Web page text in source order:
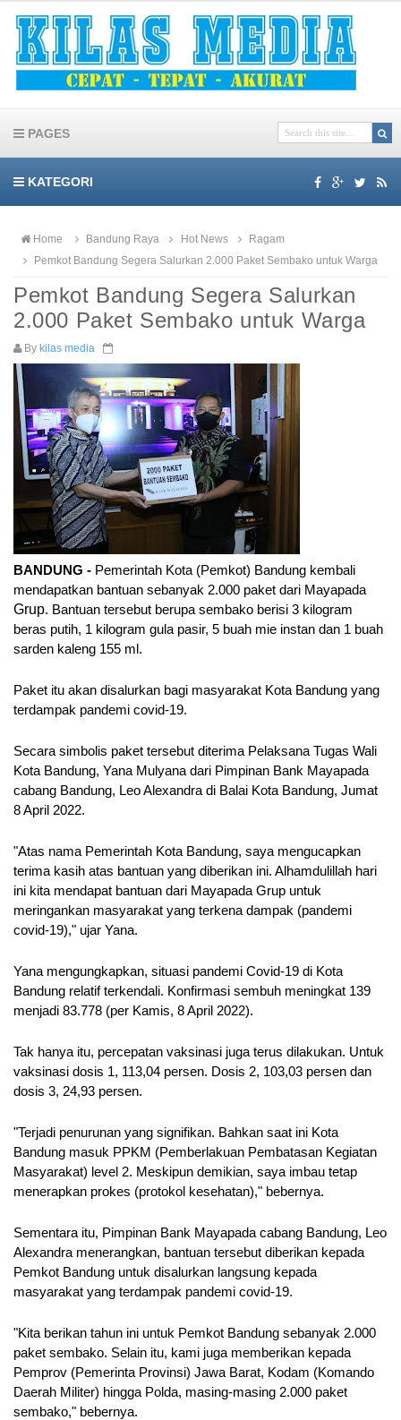
PAGES
KATEGORI
Home Bandung Raya Hot News
Ragam
Pemkot Bandung Segera Salurkan 2.000 Paket Sembako untuk Warga
Pemkot Bandung Segera Salurkan
2.000 Paket Sembako untuk Warga
By kilas media
BANDUNG - Pemerintah Kota (Pemkot) Bandung kembali
Grup. Bantuan tersebut berupa sembako berisi 3 kilogram
beras putih, 1 kilogram gula pasir, 5 buah mie instan dan 1 buah
sarden kaleng 155 ml.
Paket itu akan disalurkan bagi masyarakat Kota Bandung yang
terdampak pandemi covid-19.
Secara simbolis paket tersebut diterima Pelaksana Tugas Wali
Kota Bandung, Yana Mulyana dari Pimpinan Bank Mayapada
cabang Bandung, Leo Alexandra di Balai Kota Bandung, Jumat
8 April 2022.
"Atas nama Pemerintah Kota Bandung, saya mengucapkan
terima kasih atas bantuan yang diberikan ini. Alhamdulillah hari
ini kita mendapat bantuan dari Mayapada Grup untuk
meringankan masyarakat yang terkena dampak (pandemi
covid-19)," ujar Yana.
Yana mengungkapkan, situasi pandemi Covid-19 di Kota
Bandung relatif terkendali. Konfirmasi sembuh meningkat 139
menjadi 83.778 (per Kamis, 8 April 2022).
Tak hanya itu, percepatan vaksinasi juga terus dilakukan. Untuk
vaksinasi dosis 1, 113,04 persen. Dosis 2, 103,03 persen dan
dosis 3, 24,93 persen.
"Terjadi penurunan yang signifikan. Bahkan saat ini Kota
Bandung masuk PPKM (Pemberlakuan Pembatasan Kegiatan
Masyarakat) level 2. Meskipun demikian, saya imbau tetap
menerapkan prokes (protokol kesehatan)," bebernya.
Sementara itu, Pimpinan Bank Mayapada cabang Bandung, Leo
Alexandra menerangkan, bantuan tersebut diberikan kepada
Pemkot Bandung untuk disalurkan langsung kepada
masyarakat yang terdampak pandemi covid-19.
"Kita berikan tahun ini untuk Pemkot Bandung sebanyak 2.000
paket sembako. Selain itu, kami juga memberikan kepada
Pemprov (Pemerinta Provinsi) Jawa Barat, Kodam (Komando
Daerah Militer) hingga Polda, masing-masing 2.000 paket
sembako," bebernya.